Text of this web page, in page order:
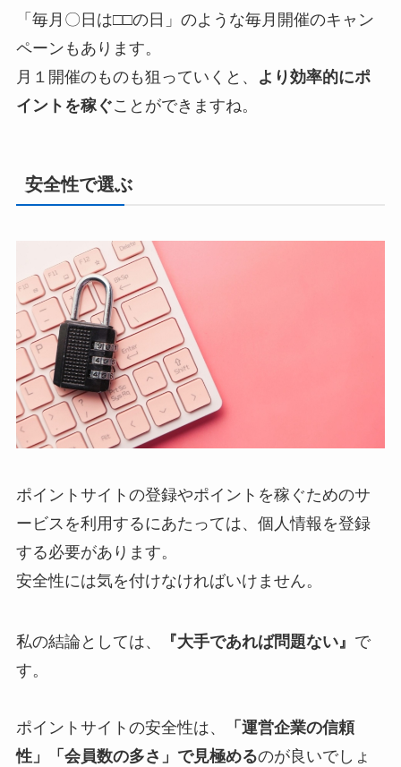
「毎月〇日は□□の日」のような毎月開催のキャン
ペーンもあります。
月１開催のものも狙っていくと、
より効率的にポ
イントを稼ぐことができますね。
安全性で選ぶ
ポイントサイトの登録やポイントを稼ぐためのサ
ービスを利用するにあたっては、個人情報を登録
する必要があります。
安全性には気を付けなければいけません。
私の結論としては、 『大手であれば問題ない』 で
す。
ポイントサイトの安全性は、
「運営企業の信頼
性」「会員数の多さ」で見極めるのが良いでしょ